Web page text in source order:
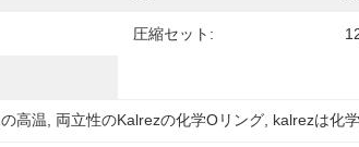
圧縮セット:
高温 両立性のKalrezの化学Oリング kalrezは化